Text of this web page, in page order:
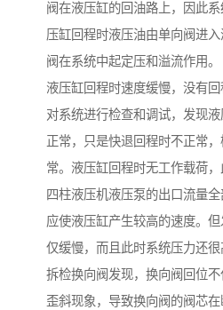
阀在液压缸的回油路上，因此
压缸回程时液压油由单向阀进
阀在系统中起定压和溢流作用。
液压缸回程时速度缓慢，没有回
对系统进行检查和调试，发现
正常，只是快退回程时不正常
常。液压缸回程时无工作载荷，
四柱液压机液压泵的出口流量全
应使液压缸产生较高的速度。
仅缓慢，而且此时系统压力还很
拆检换向阀发现，换向阀回位
歪斜现象，导致换向阀的阀芯